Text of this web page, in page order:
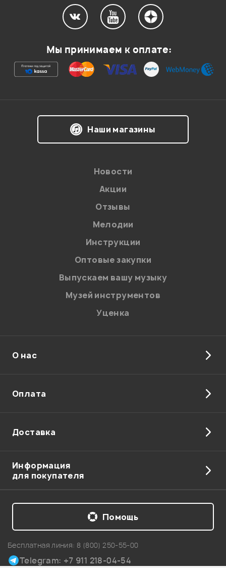
согласиена обработку персональных данных в
соответствии сПолитикой в отношении обработки
персональных данных.
Мы принимаем к оплате:
Наши магазины
Новости
Акции
Отзывы
Мелодии
Инструкции
Оптовые закупки
Выпускаем вашу музыку
Музей инструментов
Уценка
О нас
Оплата
Доставка
Информация
для покупателя
Бесплатная линия: 8 (800) 250-55-00
Telegram: +7 911 218-04-54
Помощь